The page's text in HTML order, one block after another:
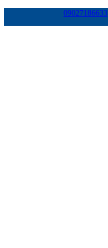
09027186633